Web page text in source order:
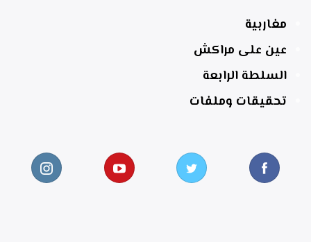
مغاربية
عين على مراكش
السلطة الرابعة
تحقيقات وملفات